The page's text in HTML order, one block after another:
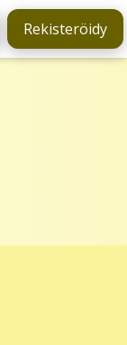
Rekisteröidy